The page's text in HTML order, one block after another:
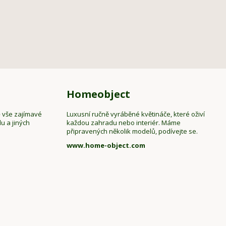
zajímavé
a jiných
Homeobject
Luxusní ručně vyráběné květináče, které oživí
každou zahradu nebo interiér. Máme
připravených několik modelů, podívejte se.
www.home-object.com